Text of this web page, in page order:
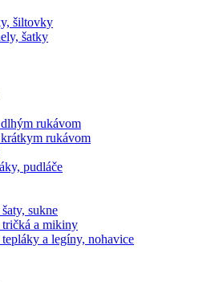
šiltovky
šatky
rukávom
rukávom
pudláče
sukne
tričká a mikiny
a legíny, nohavice